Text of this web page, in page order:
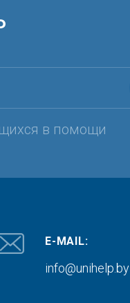
в помощи
E-MAIL:
info@unihelp.by